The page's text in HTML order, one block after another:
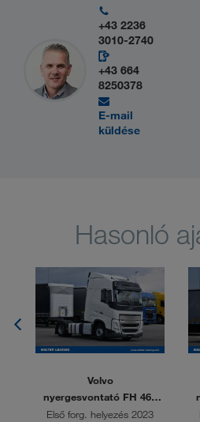
+43 2236
3010-2740
+43 664
8250378
E-mail
küldése
Hasonló
Volvo
nyergesvontató FH 460
TC
Első forg. helyezés 2023